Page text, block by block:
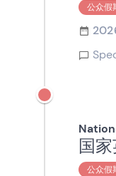
公众假
国
公众假